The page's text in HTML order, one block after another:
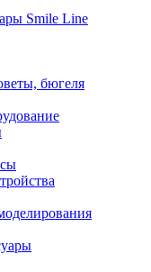
Smile Line
бюгеля